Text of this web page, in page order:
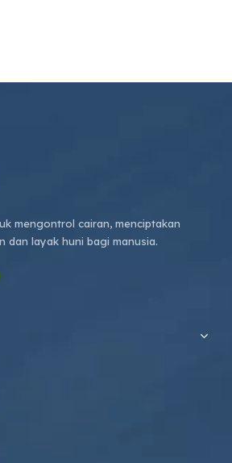
mengontrol cairan, menciptakan
dan layak huni bagi manusia.